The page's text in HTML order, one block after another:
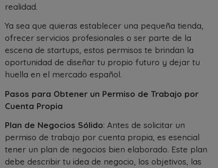
realidad.
Ya sea que quieras establecer una pequeña tienda,
ofrecer servicios profesionales o ser parte de la
escena de startups, estos permisos te brindan la
oportunidad de diseñar tu propio futuro y dejar tu
huella en el mercado español.
Pasos para Obtener un Permiso de Trabajo por
Cuenta Propia
Plan de Negocios Sólido: Antes de solicitar un
permiso de trabajo por cuenta propia, es esencial
tener un plan de negocios bien elaborado. Este plan
debe describir tu idea de negocio, los objetivos, las